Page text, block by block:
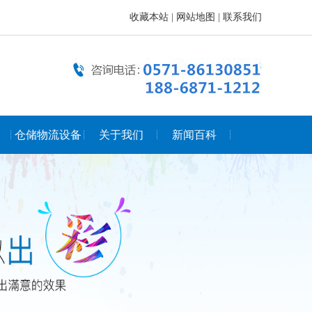
收藏本站 网站地图 联系我们
仓储物流设备 关于我们 新闻百科